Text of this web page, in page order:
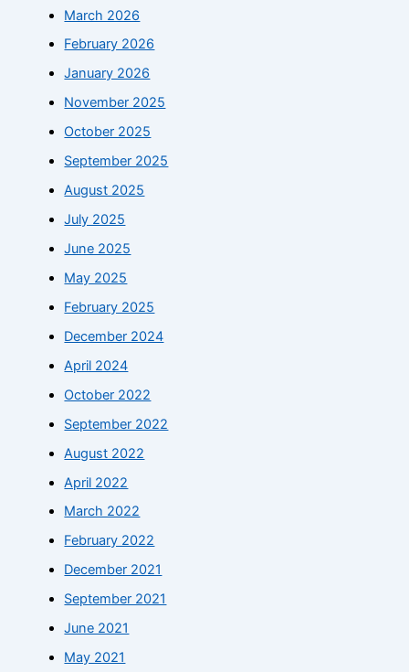
March 2026
February 2026
January 2026
November 2025
October 2025
September 2025
August 2025
July 2025
June 2025
May 2025
February 2025
December 2024
April 2024
October 2022
September 2022
August 2022
April 2022
March 2022
February 2022
December 2021
September 2021
June 2021
May 2021